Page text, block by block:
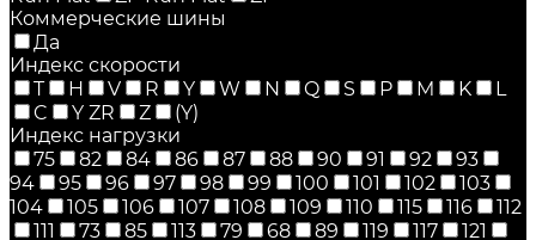
Коммерческие шины
Да
Индекс скорости
T
H V R Y W N Q S P M K
L
C
Y ZR Z
(Y)
Индекс нагрузки
75
82 84 86 87 88 90 91 92
93
94
95 96 97 98 99 100 101 102
103
104
105 106 107 108 109 110 115 116
112
111
73 85 113 79 68 89 119 117
121